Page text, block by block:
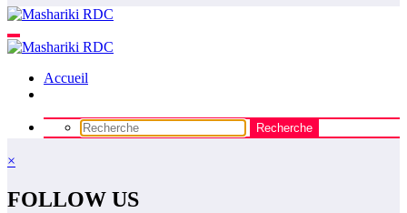
Accueil
×
FOLLOW US